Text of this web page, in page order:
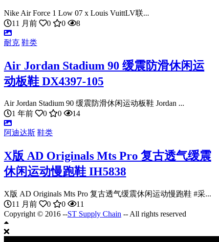
Nike Air Force 1 Low 07 x Louis VuittLV联...
11 月前
0 0 8
耐克 鞋类
Air Jordan Stadium 90 缓震防滑休闲运
动板鞋 DX4397-105
Air Jordan Stadium 90 缓震防滑休闲运动板鞋 Jordan ...
1 年前
0 0 14
阿迪达斯 鞋类
X版 AD Originals Mts Pro 复古透气缓震
休闲运动慢跑鞋 IH5838
X版 AD Originals Mts Pro 复古透气缓震休闲运动慢跑鞋 #采...
11 月前
0 0
11
Copyright © 2016 --ST Supply Chain -- All rights reserved